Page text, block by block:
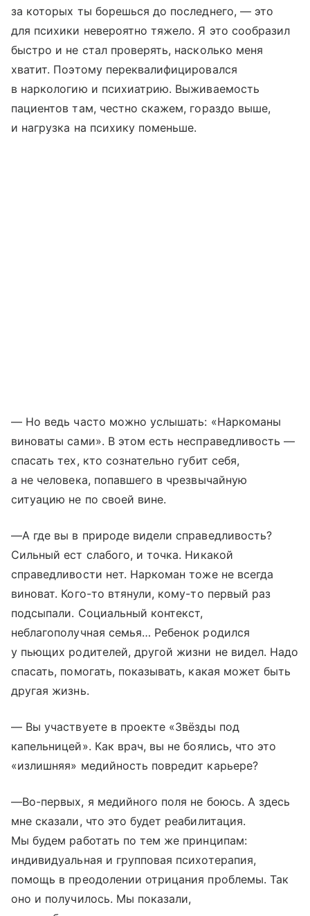
за которых ты борешься до последнего, — это
для психики невероятно тяжело. Я это сообразил
быстро и не стал проверять, насколько меня
хватит. Поэтому переквалифицировался
в наркологию и психиатрию. Выживаемость
пациентов там, честно скажем, гораздо выше,
и нагрузка на психику поменьше.
— Но ведь часто можно услышать: «Наркоманы
виноваты сами». В этом есть несправедливость —
спасать тех, кто сознательно губит себя,
а не человека, попавшего в чрезвычайную
ситуацию не по своей вине.
—А где вы в природе видели справедливость?
Сильный ест слабого, и точка. Никакой
справедливости нет. Наркоман тоже не всегда
виноват. Кого-то втянули, кому-то первый раз
подсыпали. Социальный контекст,
неблагополучная семья… Ребенок родился
у пьющих родителей, другой жизни не видел. Надо
спасать, помогать, показывать, какая может быть
другая жизнь.
— Вы участвуете в проекте «Звёзды под
капельницей». Как врач, вы не боялись, что это
«излишняя» медийность повредит карьере?
—Во-первых, я медийного поля не боюсь. А здесь
мне сказали, что это будет реабилитация.
Мы будем работать по тем же принципам:
индивидуальная и групповая психотерапия,
помощь в преодолении отрицания проблемы. Так
оно и получилось. Мы показали,